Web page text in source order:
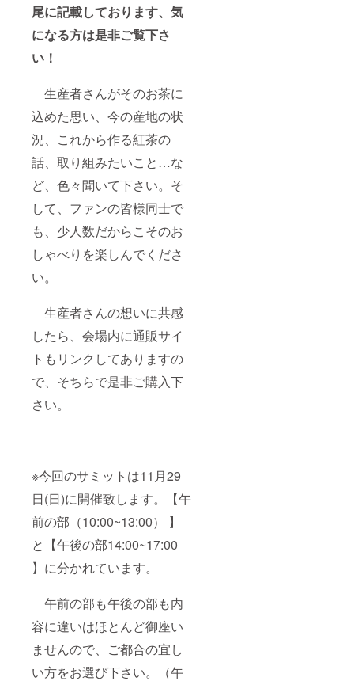
尾に記載しております、気
になる方は是非ご覧下さ
い！
生産者さんがそのお茶に
込めた思い、今の産地の状
況、これから作る紅茶の
話、取り組みたいこと…な
ど、色々聞いて下さい。そ
して、ファンの皆様同士で
も、少人数だからこそのお
しゃべりを楽しんでくださ
い。
生産者さんの想いに共感
したら、会場内に通販サイ
トもリンクしてありますの
で、そちらで是非ご購入下
さい。
※今回のサミットは11月29
日(日)に開催致します。【午
前の部（10:00~13:00） 】
と【午後の部14:00~17:00
】に分かれています。
午前の部も午後の部も内
容に違いはほとんど御座い
ませんので、ご都合の宜し
い方をお選び下さい。（午